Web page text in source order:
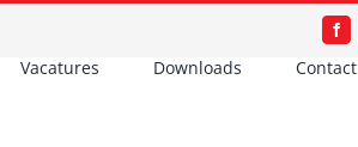
Vacatures Downloads Contact